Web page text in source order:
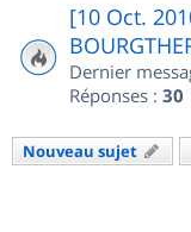
[10 Oct.
Dernier
Réponses : 30
Nouveau sujet